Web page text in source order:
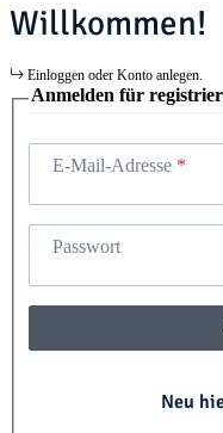
Willkommen!
Einloggen oder Konto anlegen.
Anmelden für
E-Mail-Adresse
Passwort
Neu